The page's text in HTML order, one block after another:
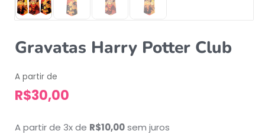
Gravatas Harry Potter Club
A partir de
R$30,00
A partir de 3x de R$10,00sem juros